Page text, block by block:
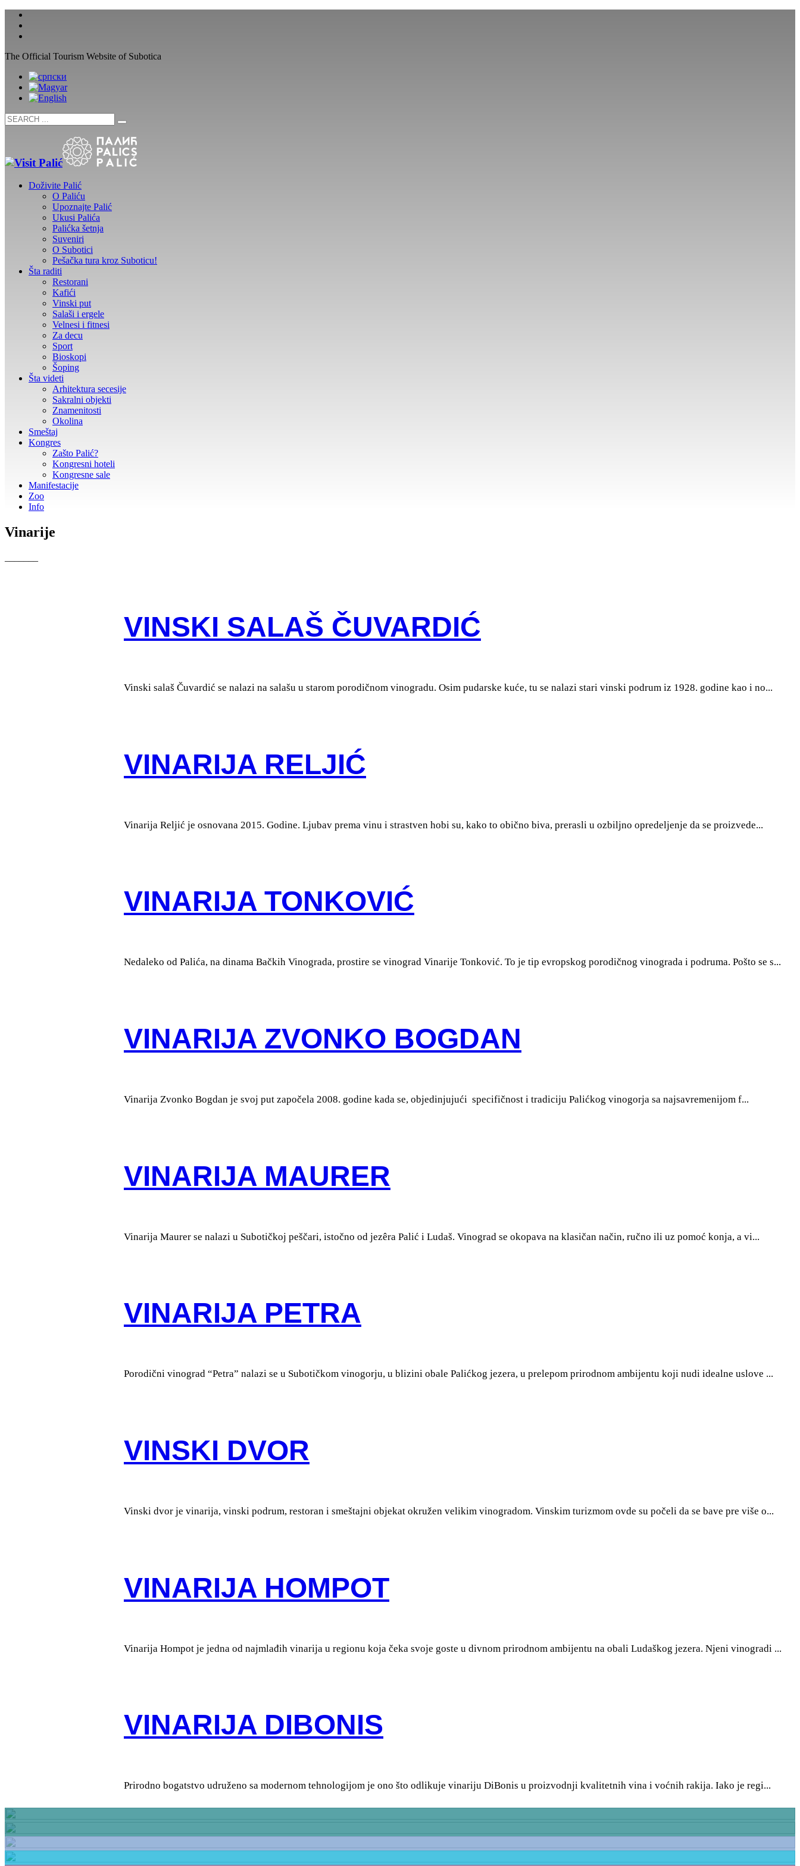
The Official Tourism Website of Subotica
Doživite Palić
O Paliću
Upoznajte Palić
Ukusi Palića
Palićka šetnja
Suveniri
O Subotici
Pešačka tura kroz Suboticu!
Šta raditi
Restorani
Kafići
Vinski put
Salaši i ergele
Velnesi i fitnesi
Za decu
Sport
Bioskopi
Šoping
Šta videti
Arhitektura secesije
Sakralni objekti
Znamenitosti
Okolina
Smeštaj
Kongres
Zašto Palić?
Kongresni hoteli
Kongresne sale
Manifestacije
Zoo
Info
Vinarije
VINSKI SALAŠ ČUVARDIĆ
Vinski salaš Čuvardić se nalazi na salašu u starom porodičnom vinogradu. Osim pudarske kuće, tu se nalazi stari vinski podrum iz 1928. godine kao i no...
VINARIJA RELJIĆ
Vinarija Reljić je osnovana 2015. Godine. Ljubav prema vinu i strastven hobi su, kako to obično biva, prerasli u ozbiljno opredeljenje da se proizvede...
VINARIJA TONKOVIĆ
Nedaleko od Palića, na dinama Bačkih Vinograda, prostire se vinograd Vinarije Tonković. To je tip evropskog porodičnog vinograda i podruma. Pošto se s...
VINARIJA ZVONKO BOGDAN
Vinarija Zvonko Bogdan je svoj put započela 2008. godine kada se, objedinjujući specifičnost i tradiciju Palićkog vinogorja sa najsavremenijom f...
VINARIJA MAURER
Vinarija Maurer se nalazi u Subotičkoj peščari, istočno od jezêra Palić i Ludaš. Vinograd se okopava na klasičan način, ručno ili uz pomoć konja, a vi...
VINARIJA PETRA
Porodični vinograd “Petra” nalazi se u Subotičkom vinogorju, u blizini obale Palićkog jezera, u prelepom prirodnom ambijentu koji nudi idealne uslove ...
VINSKI DVOR
Vinski dvor je vinarija, vinski podrum, restoran i smeštajni objekat okružen velikim vinogradom. Vinskim turizmom ovde su počeli da se bave pre više o...
VINARIJA HOMPOT
Vinarija Hompot je jedna od najmlađih vinarija u regionu koja čeka svoje goste u divnom prirodnom ambijentu na obali Ludaškog jezera. Njeni vinogradi ...
VINARIJA DIBONIS
Prirodno bogatstvo udruženo sa modernom tehnologijom je ono što odlikuje vinariju DiBonis u proizvodnji kvalitetnih vina i voćnih rakija. Iako je regi...